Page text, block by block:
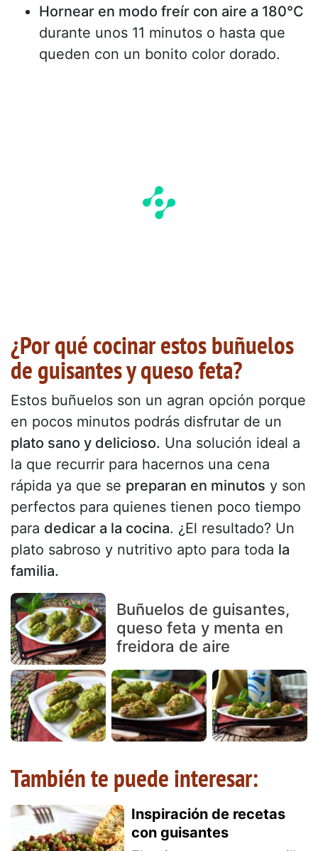
Hornear en modo freír con aire a 180°C
durante unos 11 minutos o hasta que
queden con un bonito color dorado.
¿Por qué cocinar estos buñuelos
de guisantes y queso feta?
Estos buñuelos son un agran opción porque
en pocos minutos podrás disfrutar de un
plato sano y delicioso. Una solución ideal a
la que recurrir para hacernos una cena
rápida ya que se preparan en minutos y son
perfectos para quienes tienen poco tiempo
para dedicar a la cocina. ¿El resultado? Un
plato sabroso y nutritivo apto para toda la
familia.
Buñuelos de guisantes,
queso feta y menta en
freidora de aire
También te puede interesar:
Inspiración de recetas
con guisantes